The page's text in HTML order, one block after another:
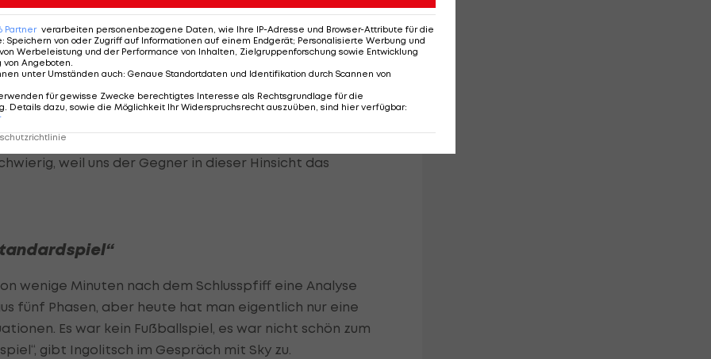
beim Bundesheer sind. Und dann kommt er rein und
die Grazer auch bewusst, dass sie spielerisch noch
große Fortschritte im Vergleich zum Cup-Aus
zollt aber auch dem Gegner Tribut: "Die Basics
weil uns der Gegner in dieser Hinsicht das
wenige Minuten nach dem Schlusspfiff eine Analyse
fünf Phasen, aber heute hat man eigentlich nur eine
Es war kein Fußballspiel, es war nicht schön zum
gibt Ingolitsch im Gespräch mit Sky zu.
Partner verarbeiten personenbezogene Daten, wie Ihre IP-Adresse und Browser-Attribute für die
: Speichern von oder Zugriff auf Informationen auf einem Endgerät; Personalisierte Werbung und
Werbeleistung und der Performance von Inhalten, Zielgruppenforschung sowie Entwicklung
von Angeboten.
unter Umständen auch: Genaue Standortdaten und Identifikation durch Scannen von
für gewisse Zwecke berechtigtes Interesse als Rechtsgrundlage für die
Details dazu, sowie die Möglichkeit Ihr Widerspruchsrecht auszuüben, sind hier verfügbar: